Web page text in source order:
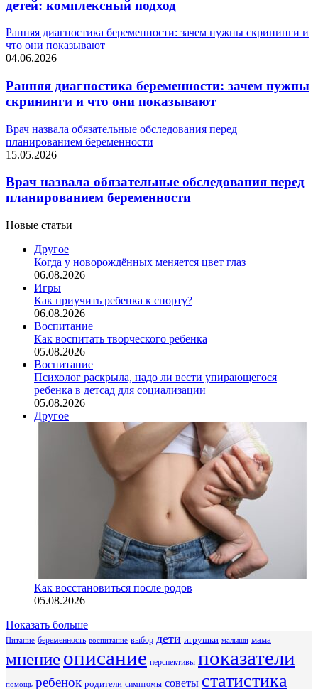
детей: комплексный подход
Ранняя диагностика беременности: зачем нужны скрининги и
что они показывают
04.06.2026
Ранняя диагностика беременности: зачем нужны
скрининги и что они показывают
Врач назвала обязательные обследования перед
планированием беременности
15.05.2026
Врач назвала обязательные обследования перед
планированием беременности
Новые статьи
Другое
Когда у новорождённых меняется цвет глаз
06.08.2026
Игры
Как приучить ребенка к спорту?
06.08.2026
Воспитание
Как воспитать творческого ребенка
05.08.2026
Воспитание
Психолог раскрыла, надо ли вести упирающегося
ребенка в детсад для социализации
05.08.2026
Другое
Как восстановиться после родов
05.08.2026
Показать больше
Питание беременность воспитание выбор дети игрушки малыши мама
мнениеописание перспективы показатели
помощь ребенок родители симптомы советы статистика